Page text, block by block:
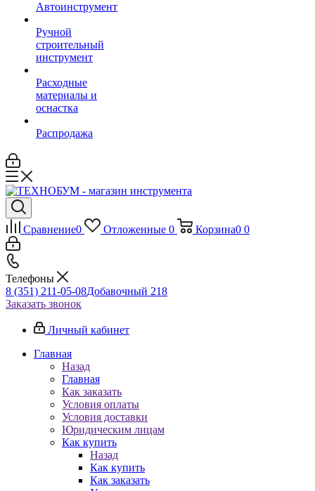
Автоинструмент
Ручной
строительный
инструмент
Расходные
материалы и
оснастка
Распродажа
Сравнение0 Отложенные 0 Корзина0 0
Телефоны
8 (351) 211-05-08Добавочный 218
Заказать звонок
Личный кабинет
Главная
Назад
Главная
Как заказать
Условия оплаты
Условия доставки
Юридическим лицам
Как купить
Назад
Как купить
Как заказать